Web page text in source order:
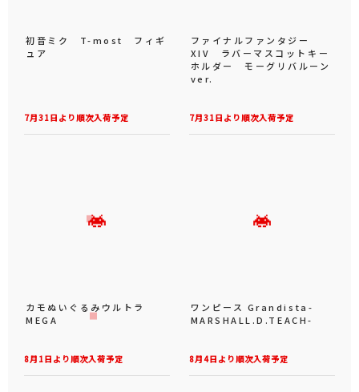
7月31日より順次入荷予定
初音ミク T-most フィギ
ュア
7月31日より順次入荷予定
ファイナルファンタジー
XIV ラバーマスコットキー
ホルダー モーグリバルーン
ver.
8月1日より順次入荷予定
カモぬいぐるみウルトラ
MEGA
8月4日より順次入荷予定
ワンピース Grandista-
MARSHALL.D.TEACH-